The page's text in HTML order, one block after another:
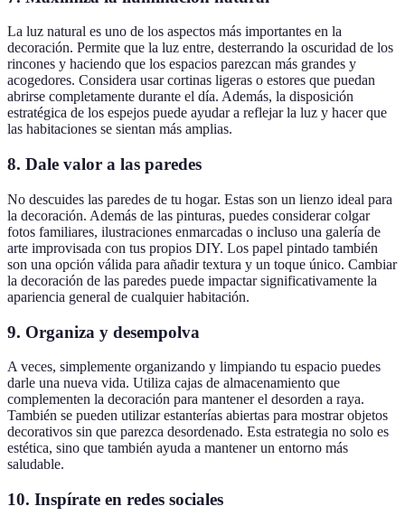
La luz natural es uno de los aspectos más importantes en la
decoración. Permite que la luz entre, desterrando la oscuridad de los
rincones y haciendo que los espacios parezcan más grandes y
acogedores. Considera usar cortinas ligeras o estores que puedan
abrirse completamente durante el día. Además, la disposición
estratégica de los espejos puede ayudar a reflejar la luz y hacer que
las habitaciones se sientan más amplias.
8. Dale valor a las paredes
No descuides las paredes de tu hogar. Estas son un lienzo ideal para
la decoración. Además de las pinturas, puedes considerar colgar
fotos familiares, ilustraciones enmarcadas o incluso una galería de
arte improvisada con tus propios DIY. Los papel pintado también
son una opción válida para añadir textura y un toque único. Cambiar
la decoración de las paredes puede impactar significativamente la
apariencia general de cualquier habitación.
9. Organiza y desempolva
A veces, simplemente organizando y limpiando tu espacio puedes
darle una nueva vida. Utiliza cajas de almacenamiento que
complementen la decoración para mantener el desorden a raya.
También se pueden utilizar estanterías abiertas para mostrar objetos
decorativos sin que parezca desordenado. Esta estrategia no solo es
estética, sino que también ayuda a mantener un entorno más
saludable.
10. Inspírate en redes sociales